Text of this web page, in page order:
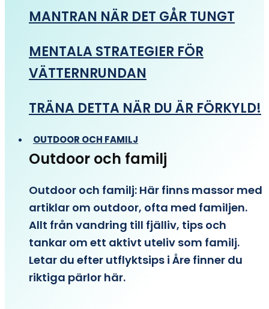
MANTRAN NÄR DET GÅR TUNGT
MENTALA STRATEGIER FÖR
VÄTTERNRUNDAN
TRÄNA DETTA NÄR DU ÄR FÖRKYLD!
OUTDOOR OCH FAMILJ
Outdoor och familj
Outdoor och familj: Här finns massor med
artiklar om outdoor, ofta med familjen.
Allt från vandring till fjälliv, tips och
tankar om ett aktivt uteliv som familj.
Letar du efter utflyktsips i Åre finner du
riktiga pärlor här.